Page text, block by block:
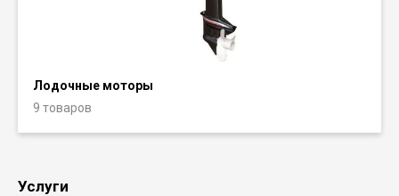
Лодочные моторы
9 товаров
Услуги